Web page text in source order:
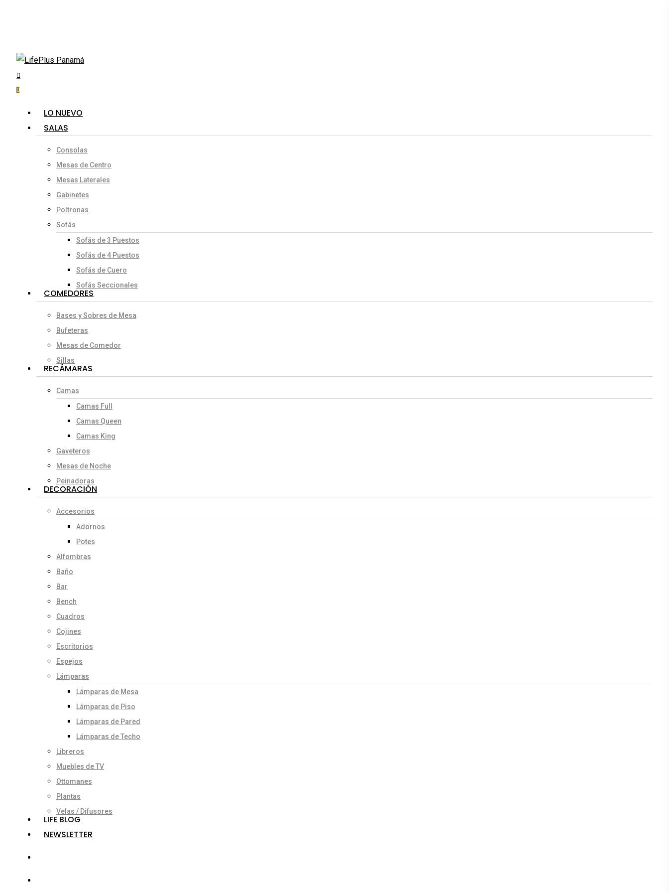
content
search
account
0
LO NUEVO
SALAS
Consolas
Mesas de Centro
Mesas Laterales
Gabinetes
Poltronas
Sofás
Sofás de 3 Puestos
Sofás de 4 Puestos
Sofás de Cuero
Sofás Seccionales
COMEDORES
Bases y Sobres de Mesa
Bufeteras
Mesas de Comedor
Sillas
RECÁMARAS
Camas
Camas Full
Camas Queen
Camas King
Gaveteros
Mesas de Noche
Peinadoras
DECORACIÓN
Accesorios
Adornos
Potes
Alfombras
Baño
Bar
Bench
Cuadros
Cojines
Escritorios
Espejos
Lámparas
Lámparas de Mesa
Lámparas de Piso
Lámparas de Pared
Lámparas de Techo
Libreros
Muebles de TV
Ottomanes
Plantas
Velas / Difusores
LIFE BLOG
NEWSLETTER